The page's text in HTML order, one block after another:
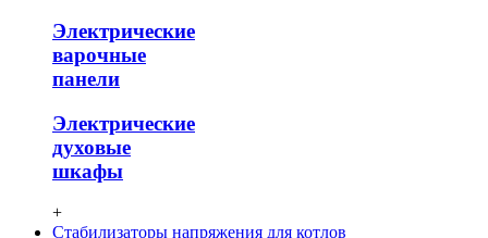
Электрические
варочные
панели
Электрические
духовые
шкафы
+
Стабилизаторы напряжения для котлов